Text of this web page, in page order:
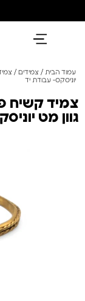
עמוד הבית / צמידים /
יוניסקס- עבודת יד
צמיד קשיח
גוון מט